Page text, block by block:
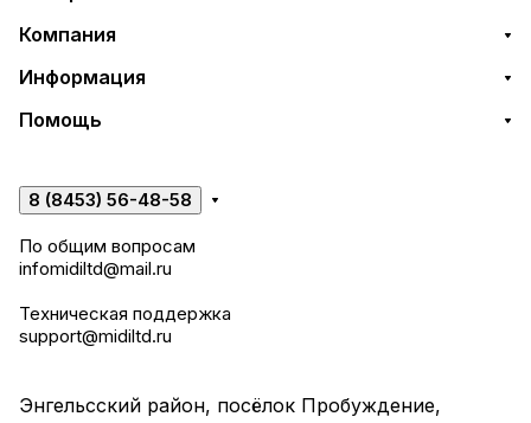
Компания
Информация
Помощь
8 (8453) 56-48-58
По общим вопросам
infomidiltd@mail.ru
Техническая поддержка
support@midiltd.ru
Энгельсский район, посёлок Пробуждение,